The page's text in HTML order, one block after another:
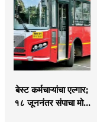
बेस्ट कर्मचाऱ्यांचा एल्गार;
१८ जूननंतर संपाचा मोठा